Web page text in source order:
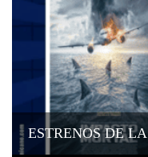
ESTRENOS DE